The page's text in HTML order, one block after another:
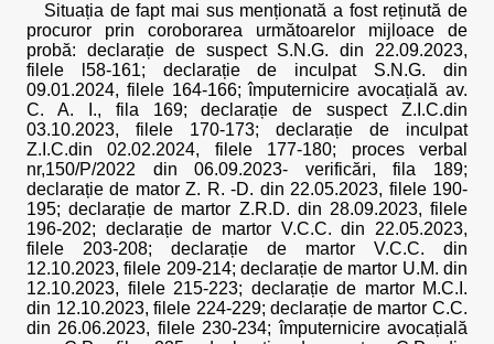
Situația de fapt mai sus menționată a fost reținută de
procuror prin coroborarea următoarelor mijloace de
probă: declarație de suspect S.N.G. din 22.09.2023,
filele l58-161; declarație de inculpat S.N.G. din
09.01.2024, filele 164-166; împuternicire avocațială av.
C. A. I., fila 169; declarație de suspect Z.I.C.din
03.10.2023, filele 170-173; declarație de inculpat
Z.I.C.din 02.02.2024, filele 177-180; proces verbal
nr,150/P/2022 din 06.09.2023- verificări, fila 189;
declarație de mator Z. R. -D. din 22.05.2023, filele 190-
195; declarație de martor Z.R.D. din 28.09.2023, filele
196-202; declarație de martor V.C.C. din 22.05.2023,
filele 203-208; declarație de martor V.C.C. din
12.10.2023, filele 209-214; declarație de martor U.M. din
12.10.2023, filele 215-223; declarație de martor M.C.I.
din 12.10.2023, filele 224-229; declarație de martor C.C.
din 26.06.2023, filele 230-234; împuternicire avocațială